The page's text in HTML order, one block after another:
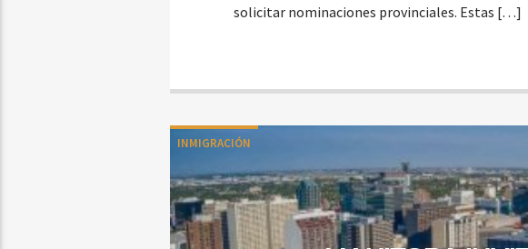
solicitar nominaciones provinciales. Estas […]
INMIGRACIÓN